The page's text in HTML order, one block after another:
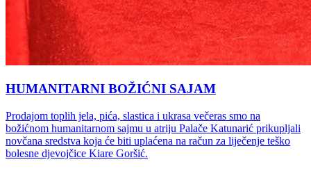
HUMANITARNI BOŽIĆNI SAJAM
Prodajom toplih jela, pića, slastica i ukrasa večeras smo na
božićnom humanitarnom sajmu u atriju Palače Katunarić prikupljali
novčana sredstva koja će biti uplaćena na račun za liječenje teško
bolesne djevojčice Kiare Goršić.